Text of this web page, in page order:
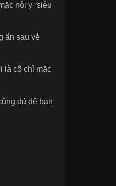
nội y “siêu
ẩn sau vẻ
là cô chỉ mặc
đủ để bạn